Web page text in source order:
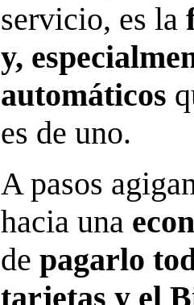
servicio, es la
y,
automáticos
es de uno.
A pasos
hacia una
de pagarlo
tarjetas y el